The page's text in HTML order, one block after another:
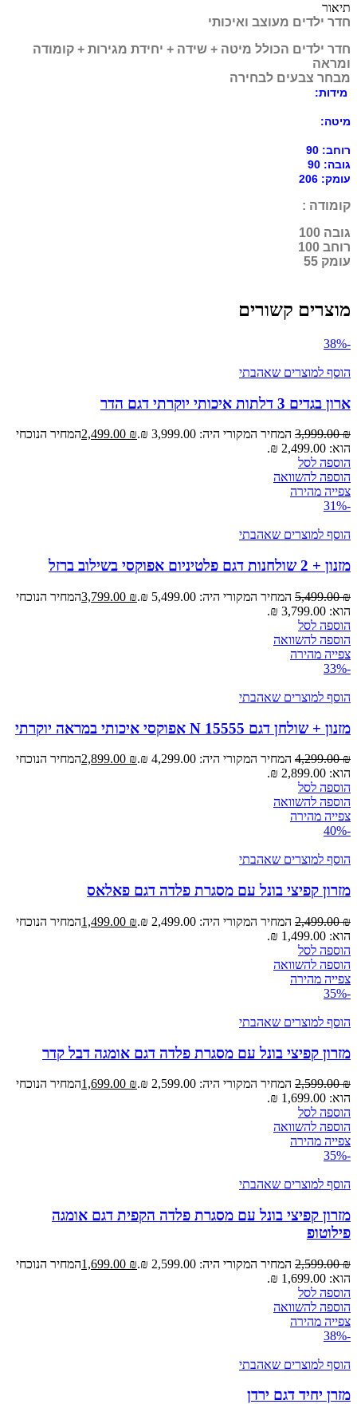
תיאור
חדר ילדים מעוצב ואיכותי
חדר ילדים הכולל מיטה + שידה + יחידת מגירות + קומודה
ומראה
מבחר צבעים לבחירה
מידות:
מיטה:
רוחב: 90
גובה: 90
עומק: 206
קומודה :
גובה 100
רוחב 100
עומק 55
מוצרים קשורים
-38%
הוסף למוצרים שאהבתי
ארון בגדים 3 דלתות איכותי יוקרתי דגם הדר
3,999.00₪ המחיר המקורי היה: 3,999.00 ₪. 2,499.00 ₪
המחיר הנוכחי
הוא: 2,499.00 ₪.
הוספה לסל
הוספה להשוואה
צפייה מהירה
-31%
הוסף למוצרים שאהבתי
מזנון + 2 שולחנות דגם פלטיניום אפוקסי בשילוב ברזל
5,499.00₪ המחיר המקורי היה: 5,499.00 ₪. 3,799.00 ₪
המחיר הנוכחי
הוא: 3,799.00 ₪.
הוספה לסל
הוספה להשוואה
צפייה מהירה
-33%
הוסף למוצרים שאהבתי
מזנון + שולחן דגם N 15555 אפוקסי איכותי במראה יוקרתי
4,299.00₪ המחיר המקורי היה: 4,299.00 ₪. 2,899.00 ₪
המחיר הנוכחי
הוא: 2,899.00 ₪.
הוספה לסל
הוספה להשוואה
צפייה מהירה
-40%
הוסף למוצרים שאהבתי
מזרון קפיצי בונל עם מסגרת פלדה דגם פאלאס
2,499.00₪ המחיר המקורי היה: 2,499.00 ₪. 1,499.00 ₪
המחיר הנוכחי
הוא: 1,499.00 ₪.
הוספה לסל
הוספה להשוואה
צפייה מהירה
-35%
הוסף למוצרים שאהבתי
מזרון קפיצי בונל עם מסגרת פלדה דגם אומגה דבל קדר
2,599.00₪ המחיר המקורי היה: 2,599.00 ₪. 1,699.00 ₪
המחיר הנוכחי
הוא: 1,699.00 ₪.
הוספה לסל
הוספה להשוואה
צפייה מהירה
-35%
הוסף למוצרים שאהבתי
מזרון קפיצי בונל עם מסגרת פלדה הקפית דגם אומגה
פילוטופ
2,599.00₪ המחיר המקורי היה: 2,599.00 ₪. 1,699.00 ₪
המחיר הנוכחי
הוא: 1,699.00 ₪.
הוספה לסל
הוספה להשוואה
צפייה מהירה
-38%
הוסף למוצרים שאהבתי
מזרן יחיד דגם ירדן